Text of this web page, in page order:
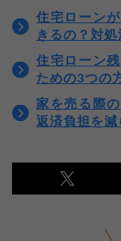
住宅ローン
きるの？対処
住宅ローン
ための3つの
家を売る際
返済負担を減